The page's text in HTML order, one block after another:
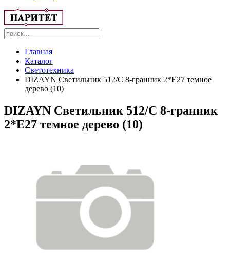
Главная
Каталог
Светотехника
DIZAYN Светильник 512/C 8-гранник 2*Е27 темное
дерево (10)
DIZAYN Светильник 512/C 8-гранник
2*Е27 темное дерево (10)